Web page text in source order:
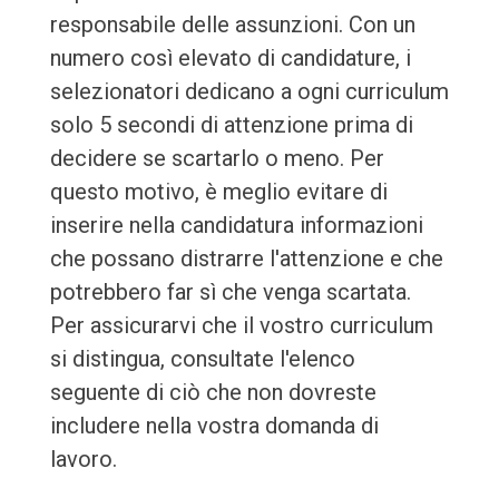
responsabile delle assunzioni. Con un
numero così elevato di candidature, i
selezionatori dedicano a ogni curriculum
solo 5 secondi di attenzione prima di
decidere se scartarlo o meno. Per
questo motivo, è meglio evitare di
inserire nella candidatura informazioni
che possano distrarre l'attenzione e che
potrebbero far sì che venga scartata.
Per assicurarvi che il vostro curriculum
si distingua, consultate l'elenco
seguente di ciò che non dovreste
includere nella vostra domanda di
lavoro.